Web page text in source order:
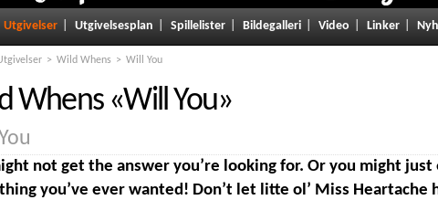
Utgivelser Utgivelsesplan Spillelister Bildegalleri Video Linker
Wild Whens Will You
Whens«Will You»
not get the answer you’re looking for. Or you might just
you’ve ever wanted! Don’t let litte ol’ Miss Heartache